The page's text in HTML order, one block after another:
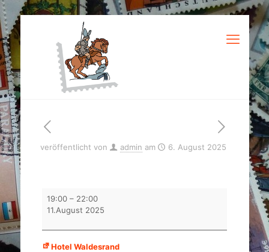
veröffentlicht von admin am 6. August 2025
BMG
Herford
19:00 – 22:00
11.August 2025
Hotel Waldesrand